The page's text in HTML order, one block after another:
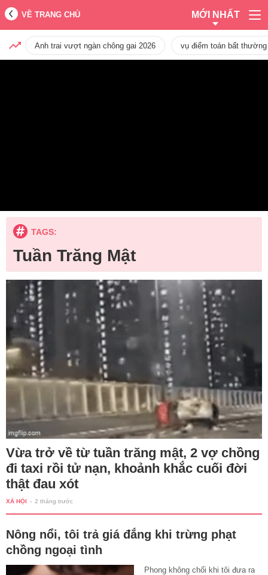
VỀ TRANG CHỦ MỚI NHẤT
Anh trai vượt ngàn chông gai 2026 vụ điểm toán bất
TAGS:
Tuần Trăng Mật
Vừa trở về từ tuần trăng mật, 2 vợ chồng
đi taxi rồi tử nạn, khoảnh khắc cuối đời
thật đau xót
XÃ HỘI - 2 tháng trước
Nông nổi, tôi trả giá đắng khi trừng phạt
chồng ngoại tình
Phong không chối khi tôi đưa ra